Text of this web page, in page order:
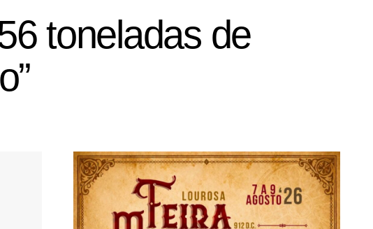
toneladas de